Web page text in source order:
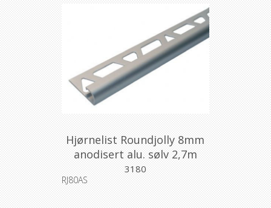
Hjørnelist Roundjolly 8mm
anodisert alu. sølv 2,7m
3180
RJ80AS